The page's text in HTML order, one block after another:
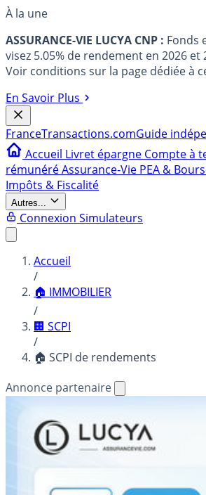
À la une
ASSURANCE-VIE LUCYA CNP : Fonds
visez 5.05% de rendement en 2026 et
Voir conditions sur la page dédiée à
En Savoir Plus
FranceTransactions.comGuide
Accueil Livret épargne Compte à
rémunéréAssurance-Vie PEA &
Impôts & Fiscalité
Autres...
Connexion Simulateurs
Accueil
/
🏠 IMMOBILIER
/
🏢 SCPI
/
🏠 SCPI de rendements
Annonce partenaire